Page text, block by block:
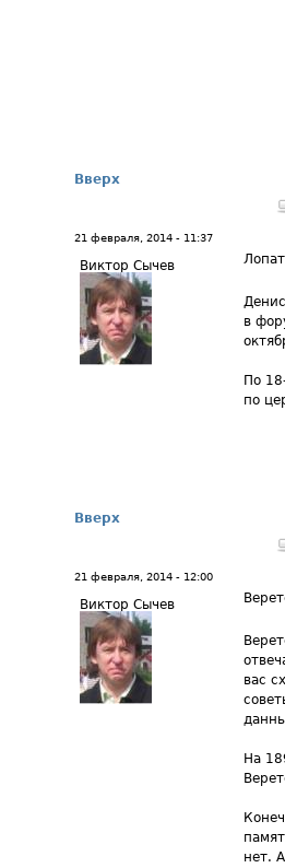
Вверх
21 февраля, 2014 - 11:37
Виктор Сычев
в
По
по
Вверх
21 февраля, 2014 - 12:00
Виктор Сычев
вас
На
нет.